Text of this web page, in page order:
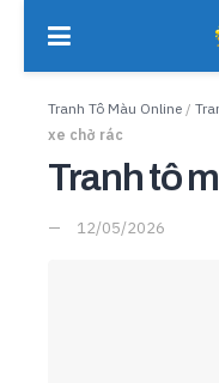
Tranh Tô Màu Online /
xe chở rác
Tranh tô
12/05/2026